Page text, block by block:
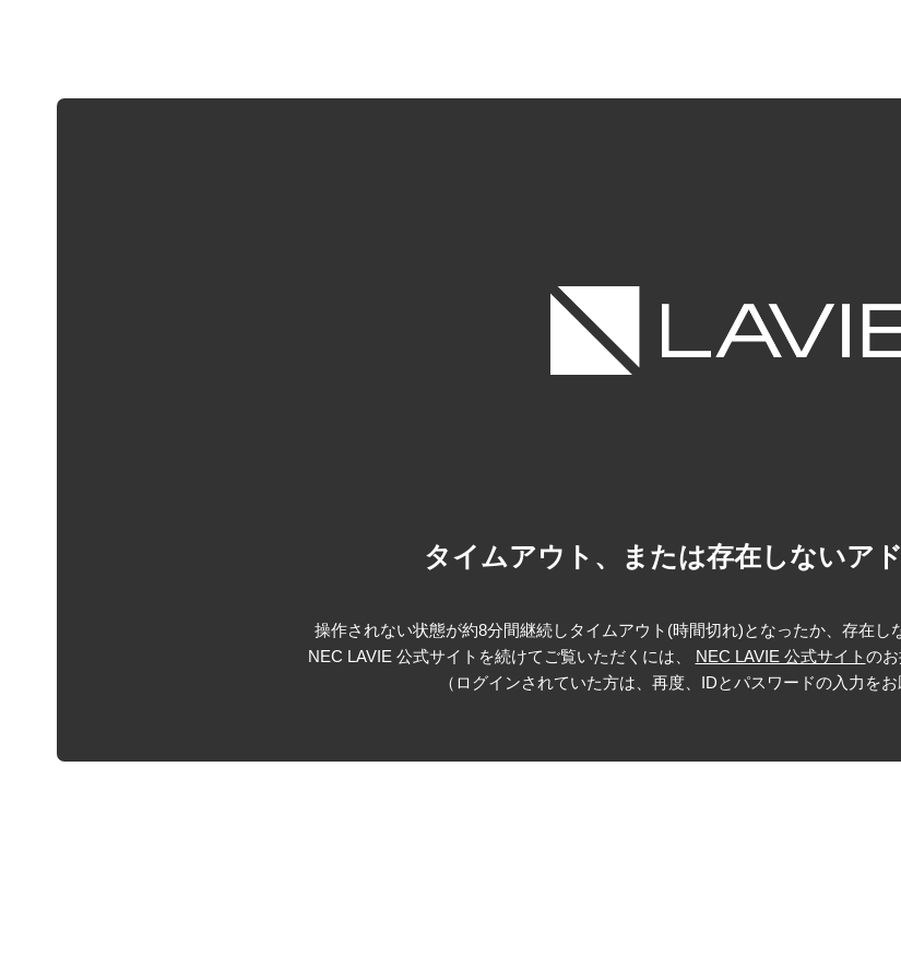
タイムアウト、または存在しないアド
操作されない状態が約8分間継続しタイムアウト(時間切れ)となったか、存在し
NEC LAVIE 公式サイトを続けてご覧いただくには、 NEC LAVIE 公式サイトの
（ログインされていた方は、再度、IDとパスワードの入力をお